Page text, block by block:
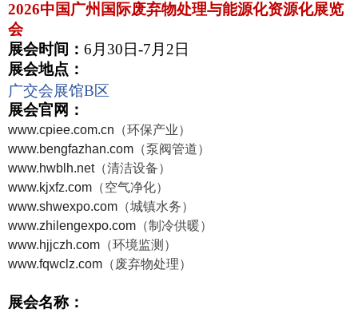
2026中国广州国际废弃物处理与能源化资源化展览
会
展会时间： 6 月 30 日-7 月 2 日
展会地点：
广交会展馆B 区
展会官网：
www.cpiee.com.cn （环保产业）
www.bengfazhan.com （泵阀管道）
www.hwblh.net（清洁设备）
www.kjxfz.com （空气净化）
www.shwexpo.com （城镇水务）
www.zhilengexpo.com （制冷供暖）
www.hjjczh.com （环境监测）
www.fqwclz.com （废弃物处理）
展会名称：